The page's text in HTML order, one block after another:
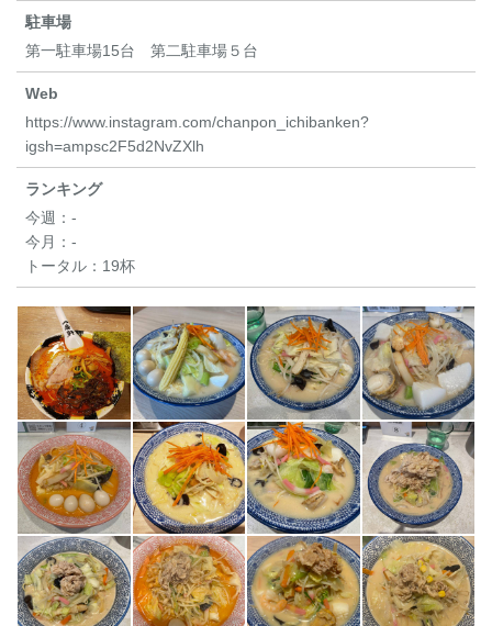
駐車場
第一駐車場15台 第二駐車場５台
Web
https://www.instagram.com/chanpon_ichibanken?
igsh=ampsc2F5d2NvZXlh
ランキング
今週： -
今月： -
トータル： 19杯